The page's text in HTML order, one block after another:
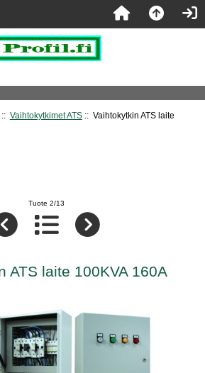
Vaihtokytkimet ATS:: Vaihtokytkin ATS laite
Tuote 2/13
ATS laite 100KVA 160A